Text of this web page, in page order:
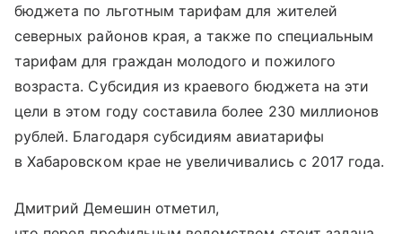
бюджета по льготным тарифам для жителей
северных районов края, а также по специальным
тарифам для граждан молодого и пожилого
возраста. Субсидия из краевого бюджета на эти
цели в этом году составила более 230 миллионов
рублей. Благодаря субсидиям авиатарифы
в Хабаровском крае не увеличивались с 2017 года.
Дмитрий Демешин отметил,